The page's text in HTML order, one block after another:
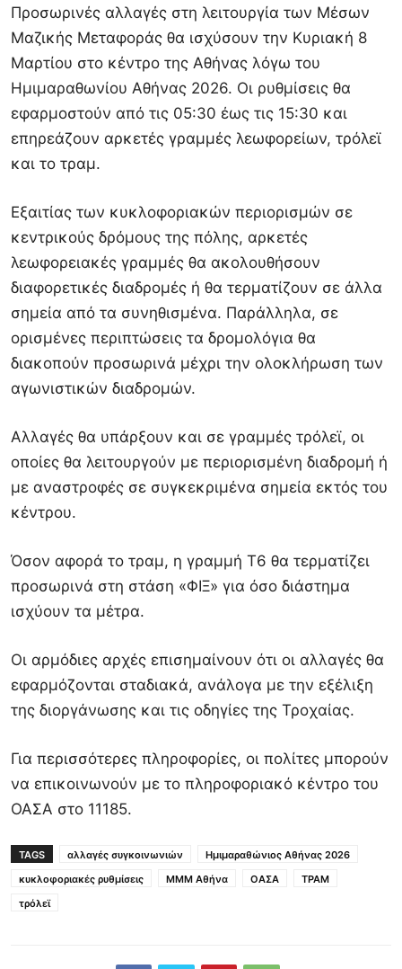
Προσωρινές αλλαγές στη λειτουργία των Μέσων
Μαζικής Μεταφοράς θα ισχύσουν την Κυριακή 8
Μαρτίου στο κέντρο της Αθήνας λόγω του
Ημιμαραθωνίου Αθήνας 2026. Οι ρυθμίσεις θα
εφαρμοστούν από τις 05:30 έως τις 15:30 και
επηρεάζουν αρκετές γραμμές λεωφορείων, τρόλεϊ
και το τραμ.
Εξαιτίας των κυκλοφοριακών περιορισμών σε
κεντρικούς δρόμους της πόλης, αρκετές
λεωφορειακές γραμμές θα ακολουθήσουν
διαφορετικές διαδρομές ή θα τερματίζουν σε άλλα
σημεία από τα συνηθισμένα. Παράλληλα, σε
ορισμένες περιπτώσεις τα δρομολόγια θα
διακοπούν προσωρινά μέχρι την ολοκλήρωση των
αγωνιστικών διαδρομών.
Αλλαγές θα υπάρξουν και σε γραμμές τρόλεϊ, οι
οποίες θα λειτουργούν με περιορισμένη διαδρομή ή
με αναστροφές σε συγκεκριμένα σημεία εκτός του
κέντρου.
Όσον αφορά το τραμ, η γραμμή Τ6 θα τερματίζει
προσωρινά στη στάση «ΦΙΞ» για όσο διάστημα
ισχύουν τα μέτρα.
Οι αρμόδιες αρχές επισημαίνουν ότι οι αλλαγές θα
εφαρμόζονται σταδιακά, ανάλογα με την εξέλιξη
της διοργάνωσης και τις οδηγίες της Τροχαίας.
Για περισσότερες πληροφορίες, οι πολίτες μπορούν
να επικοινωνούν με το πληροφοριακό κέντρο του
ΟΑΣΑ στο 11185.
TAGS αλλαγές συγκοινωνιών
Ημιμαραθώνιος Αθήνας 2026
κυκλοφοριακές ρυθμίσεις
ΜΜΜ Αθήνα ΟΑΣΑ
ΤΡΑΜ
τρόλεϊ